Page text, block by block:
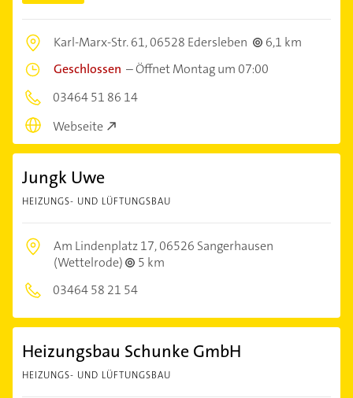
Karl-Marx-Str. 61,06528 Edersleben
6,1 km
Geschlossen –Öffnet Montag um 07:00
03464 51 86 14
Webseite
Jungk Uwe
HEIZUNGS- UND LÜFTUNGSBAU
Am Lindenplatz 17,06526 Sangerhausen
(Wettelrode)
5 km
03464 58 21 54
Heizungsbau Schunke GmbH
HEIZUNGS- UND LÜFTUNGSBAU